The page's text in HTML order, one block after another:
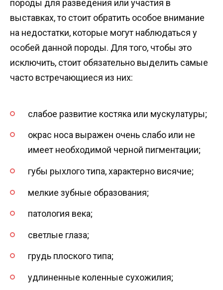
породы для разведения или участия в
выставках, то стоит обратить особое внимание
на недостатки, которые могут наблюдаться у
особей данной породы. Для того, чтобы это
исключить, стоит обязательно выделить самые
часто встречающиеся из них:
слабое развитие костяка или мускулатуры;
окрас носа выражен очень слабо или не
имеет необходимой черной пигментации;
губы рыхлого типа, характерно висячие;
мелкие зубные образования;
патология века;
светлые глаза;
грудь плоского типа;
удлиненные коленные сухожилия;